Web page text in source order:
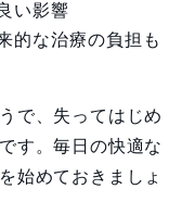
い影響
的な治療の負担も
で、失ってはじめ
す。毎日の快適な
始めておきましょ